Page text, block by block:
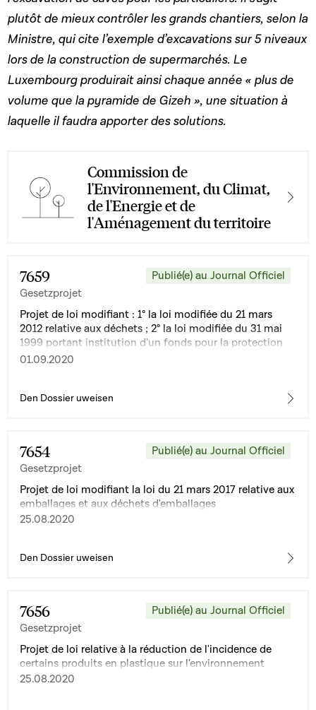
plutôt de mieux contrôler les grands chantiers, selon la
Ministre, qui cite l’exemple d’excavations sur 5 niveaux
lors de la construction de supermarchés. Le
Luxembourg produirait ainsi chaque année « plus de
volume que la pyramide de Gizeh », une situation à
laquelle il faudra apporter des solutions.
Commission de
l'Environnement, du Climat,
de l'Energie et de
l'Aménagement du territoire
7659
Gesetzprojet
Publié(e) au Journal Officiel
Projet de loi modifiant : 1° la loi modifiée du 21 mars
2012 relative aux déchets ; 2° la loi modifiée du 31 mai
1999 portant institution d'un fonds pour la protection
de l'environnement
01.09.2020
Den Dossier uweisen
7654
Gesetzprojet
Publié(e) au Journal Officiel
Projet de loi modifiant la loi du 21 mars 2017 relative aux
emballages et aux déchets d'emballages
25.08.2020
Den Dossier uweisen
7656
Gesetzprojet
Publié(e) au Journal Officiel
Projet de loi relative à la réduction de l'incidence de
certains produits en plastique sur l'environnement
25.08.2020